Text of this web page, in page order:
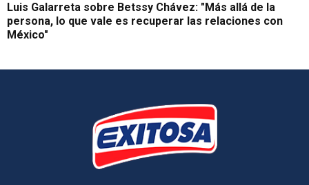
Luis Galarreta sobre Betssy Chávez: "Más allá de la
persona, lo que vale es recuperar las relaciones con
México"